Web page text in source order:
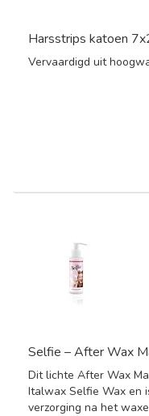
Harsstrips katoen
Vervaardigd uit
Selfie – After Wax
Dit lichte After Wax
Italwax Selfie Wax en
verzorging na het